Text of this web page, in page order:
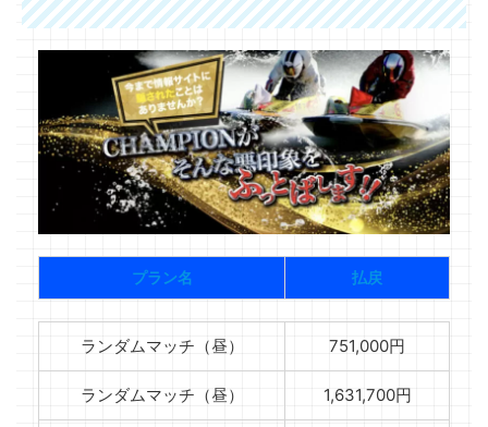
プラン名 払戻
ランダムマッチ（昼） 751,000円
ランダムマッチ（昼） 1,631,700円